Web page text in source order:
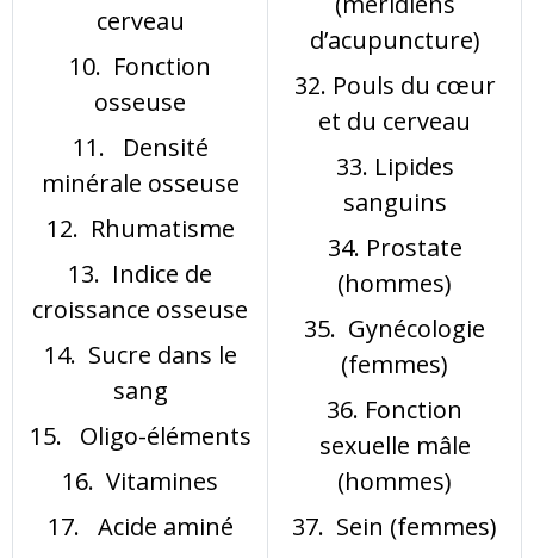
cerveau
10. Fonction
osseuse
11. Densité
minérale osseuse
12. Rhumatisme
13. Indice de
croissance osseuse
14. Sucre dans le
sang
15. Oligo-éléments
16. Vitamines
17. Acide aminé
d’acupuncture)
32. Pouls du cœur
et du cerveau
33. Lipides
sanguins
34. Prostate
(hommes)
35. Gynécologie
(femmes)
36. Fonction
sexuelle mâle
(hommes)
37. Sein (femmes)